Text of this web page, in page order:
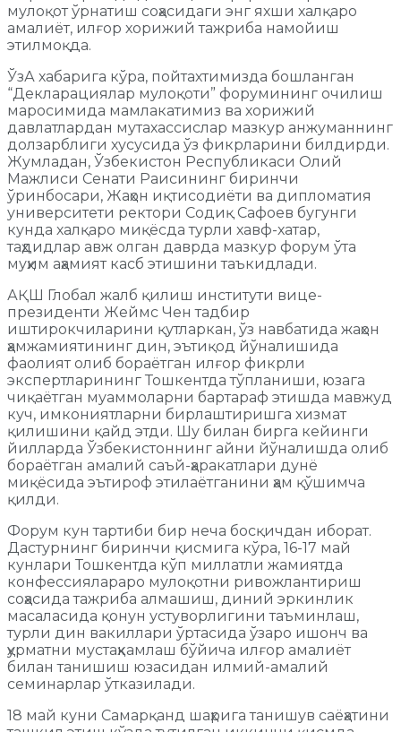
мулоқот ўрнатиш соҳасидаги энг яхши халқаро
амалиёт, илғор хорижий тажриба намойиш
этилмоқда.
ЎзА хабарига кўра, пойтахтимизда бошланган
“Декларациялар мулоқоти” форумининг очилиш
маросимида мамлакатимиз ва хорижий
давлатлардан мутахассислар мазкур анжуманнинг
долзарблиги хусусида ўз фикрларини билдирди.
Жумладан, Ўзбекистон Республикаси Олий
Мажлиси Сенати Раисининг биринчи
ўринбосари, Жаҳон иқтисодиёти ва дипломатия
университети ректори Содиқ Сафоев бугунги
кунда халқаро миқёсда турли хавф-хатар,
таҳдидлар авж олган даврда мазкур форум ўта
муҳим аҳамият касб этишини таъкидлади.
АҚШ Глобал жалб қилиш институти вице-
президенти Жеймс Чен тадбир
иштирокчиларини қутларкан, ўз навбатида жаҳон
ҳамжамиятининг дин, эътиқод йўналишида
фаолият олиб бораётган илғор фикрли
экспертларининг Тошкентда тўпланиши, юзага
чиқаётган муаммоларни бартараф этишда мавжуд
куч, имкониятларни бирлаштиришга хизмат
қилишини қайд этди. Шу билан бирга кейинги
йилларда Ўзбекистоннинг айни йўналишда олиб
бораётган амалий саъй-ҳаракатлари дунё
миқёсида эътироф этилаётганини ҳам қўшимча
қилди.
Форум кун тартиби бир неча босқичдан иборат.
Дастурнинг биринчи қисмига кўра, 16-17 май
кунлари Тошкентда кўп миллатли жамиятда
конфессиялараро мулоқотни ривожлантириш
соҳасида тажриба алмашиш, диний эркинлик
масаласида қонун устуворлигини таъминлаш,
турли дин вакиллари ўртасида ўзаро ишонч ва
ҳурматни мустаҳкамлаш бўйича илғор амалиёт
билан танишиш юзасидан илмий-амалий
семинарлар ўтказилади.
18 май куни Самарқанд шаҳрига танишув саёҳатини